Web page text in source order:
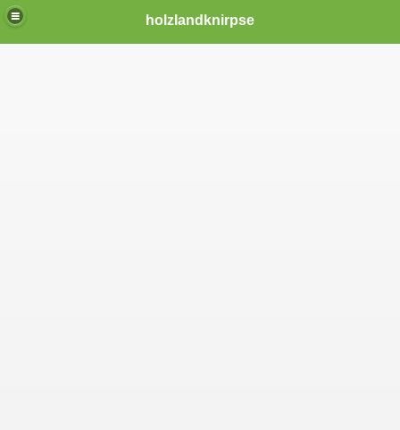
holzlandknirpse